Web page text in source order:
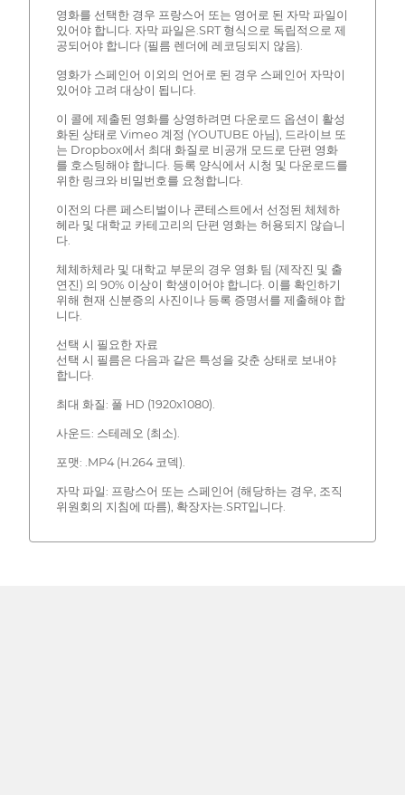
영화를 선택한 경우 프랑스어 또는 영어로 된 자막 파일이
있어야 합니다. 자막 파일은.SRT 형식으로 독립적으로 제
공되어야 합니다 (필름 렌더에 레코딩되지 않음).
영화가 스페인어 이외의 언어로 된 경우 스페인어 자막이
있어야 고려 대상이 됩니다.
이 콜에 제출된 영화를 상영하려면 다운로드 옵션이 활성
화된 상태로 Vimeo 계정 (YOUTUBE 아님), 드라이브 또
는 Dropbox에서 최대 화질로 비공개 모드로 단편 영화
를 호스팅해야 합니다. 등록 양식에서 시청 및 다운로드를
위한 링크와 비밀번호를 요청합니다.
이전의 다른 페스티벌이나 콘테스트에서 선정된 체체하
헤라 및 대학교 카테고리의 단편 영화는 허용되지 않습니
다.
체체하체라 및 대학교 부문의 경우 영화 팀 (제작진 및 출
연진) 의 90% 이상이 학생이어야 합니다. 이를 확인하기
위해 현재 신분증의 사진이나 등록 증명서를 제출해야 합
니다.
선택 시 필요한 자료
선택 시 필름은 다음과 같은 특성을 갖춘 상태로 보내야
합니다.
최대 화질: 풀 HD (1920x1080).
사운드: 스테레오 (최소).
포맷: .MP4 (H.264 코덱).
자막 파일: 프랑스어 또는 스페인어 (해당하는 경우, 조직
위원회의 지침에 따름), 확장자는.SRT입니다.